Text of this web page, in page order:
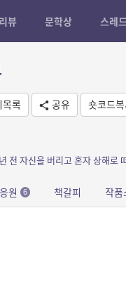
리뷰 문학상 스레
목록 공유 숏코드
전 자신을 버리고 혼자 상해로
원 6 책갈피 작품